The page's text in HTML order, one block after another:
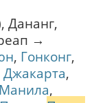
Дананг,
→
, Гонконг,
Джакарта,
Манила,